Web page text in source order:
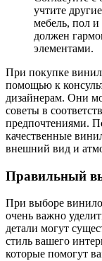
учтите
мебель, пол
должен
элементами.
При покупке
помощью к
дизайнерам. Они
советы в
предпочтениями.
качественные
внешний вид и
Правильный
При выборе
очень важно
детали могут
стиль вашего
которые помогут